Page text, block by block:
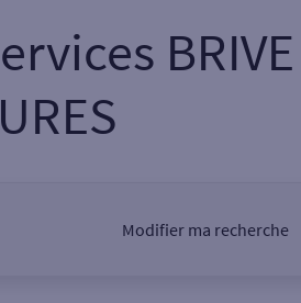
BRIVE
Modifier ma recherche